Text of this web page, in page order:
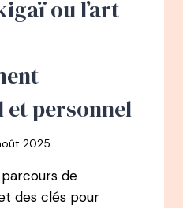
ou l’art
personnel
2025
de
des clés pour